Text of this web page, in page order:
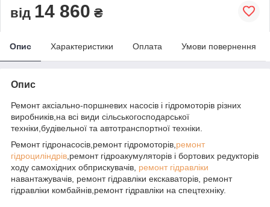
від 14 860 ₴
Опис Характеристики Оплата Умови повернення
Опис
Ремонт аксіально-поршневих насосів і гідромоторів різних
виробників,на всі види сільськогосподарської
техніки,будівельної та автотранспортної техніки.
Ремонт гідронасосів,ремонт гідромоторів, ремонт
гідроциліндрів ,ремонт гідроакумуляторів і бортових редукторів
ходу самохідних обприскувачів, ремонт гідравліки
навантажувачів, ремонт гідравліки екскаваторів, ремонт
гідравліки комбайнів,ремонт гідравліки на спецтехніку.